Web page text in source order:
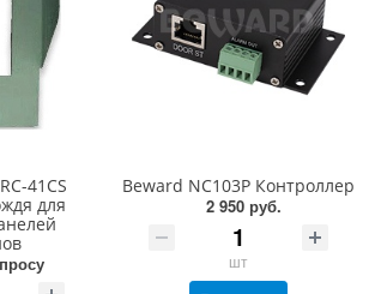
41CS
для
Beward NC103P Контроллер
2 950 руб.
шт